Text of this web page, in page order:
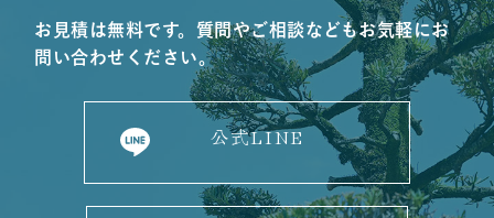
お見積は無料です。質問やご相談などもお気軽にお
問い合わせください。
公式LINE